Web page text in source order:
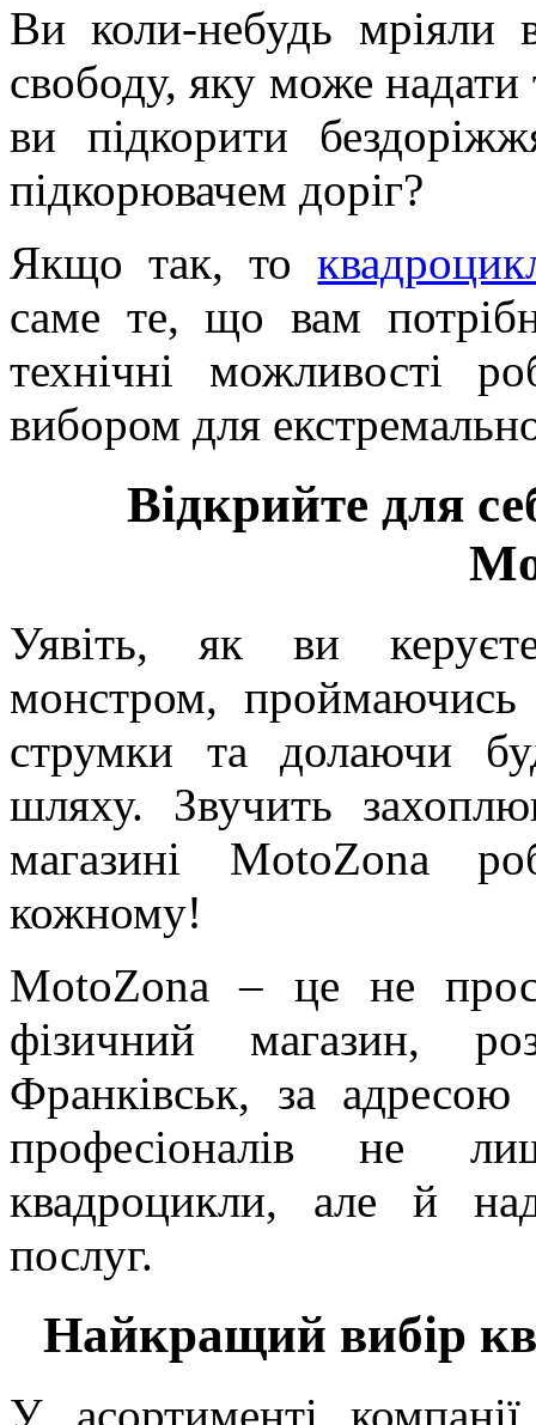
Ви коли-небудь мріяли
свободу, яку може надати
ви підкорити
підкорювачем доріг?
Якщо так, то
саме те, що вам
технічні можливості
вибором для
Відкрийте для
Уявіть, як ви
монстром,
струмки та долаючи
шляху. Звучить
магазині MotoZona
кожному!
MotoZona – це не
фізичний магазин,
Франківськ, за
професіоналів не
квадроцикли, але й
послуг.
Найкращий вибір
У асортименті